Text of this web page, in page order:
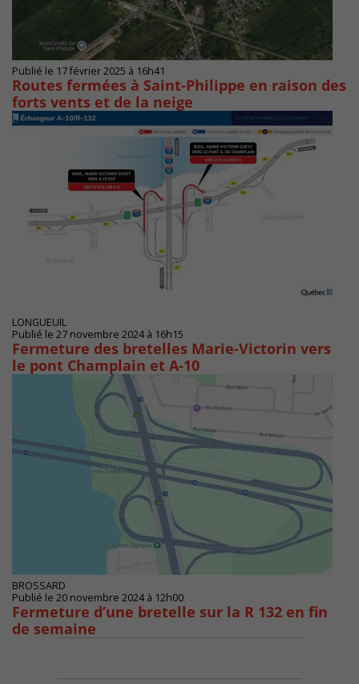
Publié le 17 février 2025 à 16h41
Routes fermées à Saint-Philippe en raison des
forts vents et de la neige
LONGUEUIL
Publié le 27 novembre 2024 à 16h15
Fermeture des bretelles Marie-Victorin vers
le pont Champlain et A-10
BROSSARD
Publié le 20 novembre 2024 à 12h00
Fermeture d’une bretelle sur la R 132 en fin
de semaine